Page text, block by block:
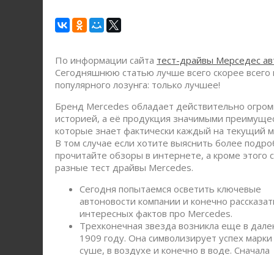
По информации сайта тест-драйвы Мерседес
Сегодняшнюю статью лучше всего скорее всего
популярного лозунга: только лучшее!
Бренд Mercedes обладает действительно
историей, а её продукция значимыми
которые знает фактически каждый на текущий
В том случае если хотите выяснить более
прочитайте обзоры в интернете, а кроме этого
разные тест драйвы Mercedes.
Сегодня попытаемся осветить ключевые
автоновости компании и конечно
интересных фактов про Mercedes.
Трехконечная звезда возникла еще в
1909 году. Она символизирует успех
суше, в воздухе и конечно в воде. Сначала